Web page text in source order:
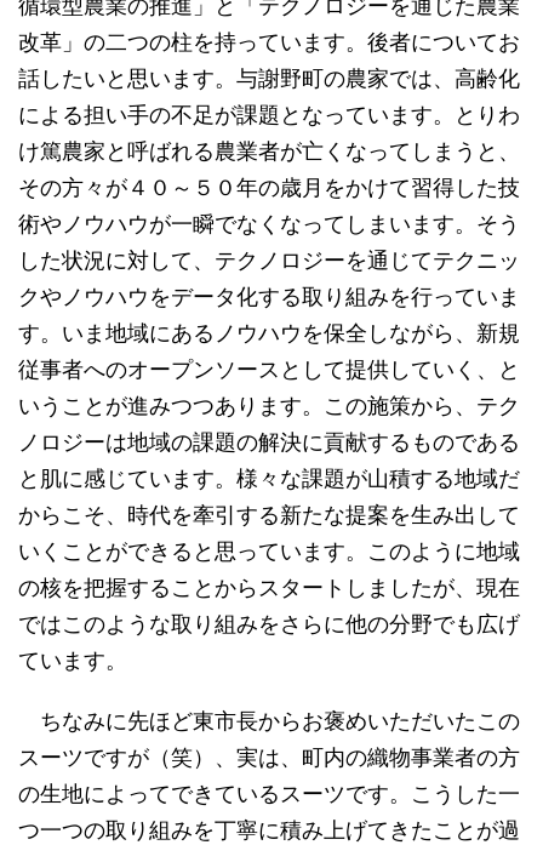
循環型農業の推進」と「テクノロジーを通じた農業
改革」の二つの柱を持っています。後者についてお
話したいと思います。与謝野町の農家では、高齢化
による担い手の不足が課題となっています。とりわ
け篤農家と呼ばれる農業者が亡くなってしまうと、
その方々が４０～５０年の歳月をかけて習得した技
術やノウハウが一瞬でなくなってしまいます。そう
した状況に対して、テクノロジーを通じてテクニッ
クやノウハウをデータ化する取り組みを行っていま
す。いま地域にあるノウハウを保全しながら、新規
従事者へのオープンソースとして提供していく、と
いうことが進みつつあります。この施策から、テク
ノロジーは地域の課題の解決に貢献するものである
と肌に感じています。様々な課題が山積する地域だ
からこそ、時代を牽引する新たな提案を生み出して
いくことができると思っています。このように地域
の核を把握することからスタートしましたが、現在
ではこのような取り組みをさらに他の分野でも広げ
ています。
ちなみに先ほど東市長からお褒めいただいたこの
スーツですが（笑）、実は、町内の織物事業者の方
の生地によってできているスーツです。こうした一
つ一つの取り組みを丁寧に積み上げてきたことが過